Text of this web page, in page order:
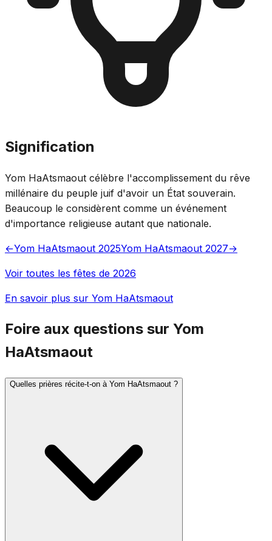
Signification
Yom HaAtsmaout célèbre l'accomplissement du rêve
millénaire du peuple juif d'avoir un État souverain.
Beaucoup le considèrent comme un événement
d'importance religieuse autant que nationale.
←Yom HaAtsmaout 2025Yom HaAtsmaout 2027→
Voir toutes les fêtes de 2026
En savoir plus sur Yom HaAtsmaout
Foire aux questions sur Yom
HaAtsmaout
Quelles prières récite-t-on à Yom HaAtsmaout ?